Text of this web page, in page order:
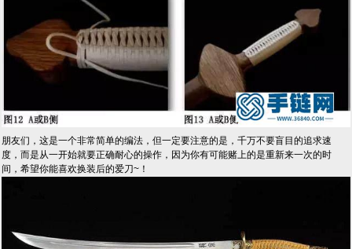
朋友们，这是一个非常简单的编法，但一定要注意的是，千万不要盲目的追求速
度，而是从一开始就要正确耐心的操作，因为你有可能赌上的是重新来一次的时
间，希望你能喜欢换装后的爱刀~！